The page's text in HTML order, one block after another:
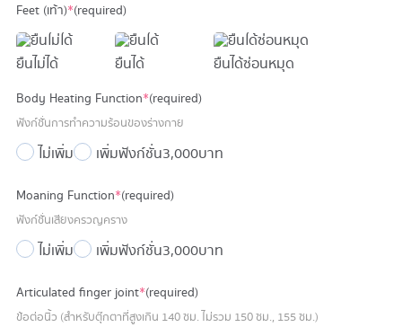
Feet (เท้า)*(required)
ยืนไม่ได้ ยืนได้ ยืนได้ซ่อนหมุด
Body Heating Function*(required)
ฟังก์ชั่นการทำความร้อนของร่างกาย
ไม่เพิ่ม เพิ่มฟังก์ชั่น3,000 บาท
Moaning Function*(required)
ฟังก์ชั่นเสียงครวญคราง
ไม่เพิ่ม เพิ่มฟังก์ชั่น3,000 บาท
Articulated finger joint*(required)
ข้อต่อนิ้ว (สำหรับตุ๊กตาที่สูงเกิน 140 ซม. ไม่รวม 150 ซม., 155 ซม.)